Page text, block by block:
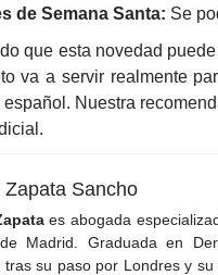
de Semana Santa: Se
que esta novedad
va a servir realmente
Nuestra
Sancho
es abogada
Madrid. Graduada en
tras su paso por Londres y